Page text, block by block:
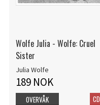
Wolfe Julia - Wolfe: Cruel
Sister
Julia Wolfe
189 NOK
CD
OVERVÅK